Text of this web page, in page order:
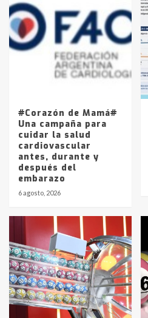
4
Accidente en
joven de
Los precios de
La Pampa,
entre 857 a
#Corazón de Mamá#
Una campaña para
cuidar la salud
cardiovascular
antes, durante y
después del
embarazo
6 agosto, 2026